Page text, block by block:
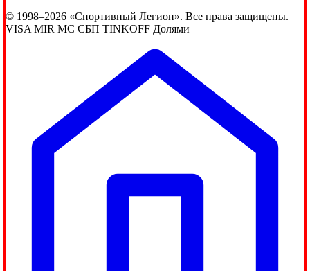
© 1998–2026 «Спортивный Легион». Все права защищены.
VISA MIR MC СБП TINKOFF Долями